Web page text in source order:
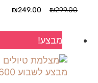
₪299.00
המחיר
היה:
₪299.00.
₪249.00
הוא:
מבצע!